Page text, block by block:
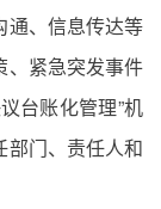
通、信息传达等
、紧急突发事件
台账化管理”机
部门、责任人和